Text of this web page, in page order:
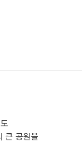
큰 공원을